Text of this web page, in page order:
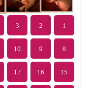
1
2
3
8
9
10
15
16
17